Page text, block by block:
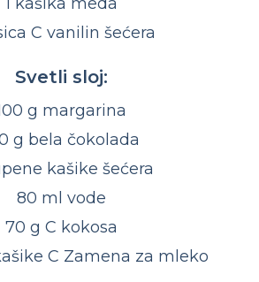
C vanilin šećera
Svetli sloj:
g margarina
g bela čokolada
kašike šećera
80 ml vode
70 g C kokosa
C Zamena za mleko